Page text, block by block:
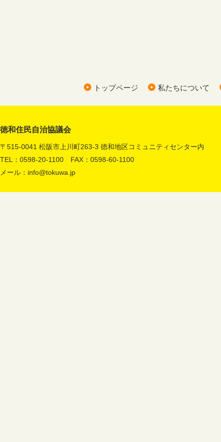
トップページ 私たちについて
徳和住民自治協議会
〒515-0041 松阪市上川町263-3 徳和地区コミュニティセンター内
TEL：0598-20-1100 FAX：0598-60-1100
メール： info@tokuwa.jp